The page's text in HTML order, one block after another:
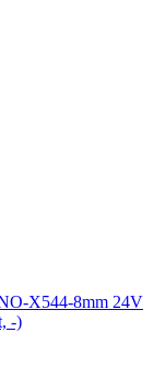
X544-8mm 24V
-)